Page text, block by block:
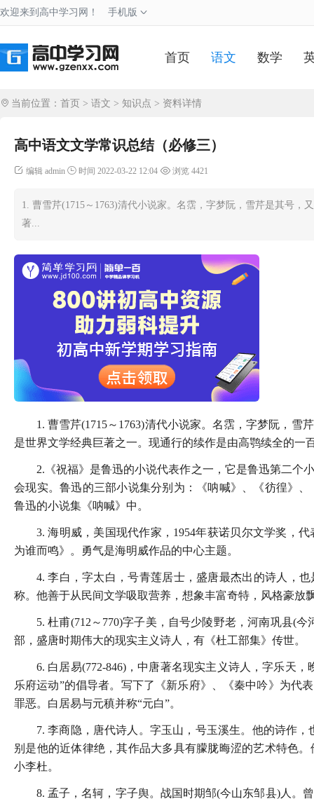
欢迎来到高中学习网！ 手机版
首页 语文 数学
当前位置： 首页 > 语文 > 知识点 > 资料详情
高中语文文学常识总结（必修三）
编辑 admin 时间 2022-03-22 12:04 浏览 4421
1. 曹雪芹(1715～1763)清代小说家。名霑，字梦阮，雪芹是其号
著...
1. 曹雪芹(1715～1763)清代小说家。名霑，字梦阮，
是世界文学经典巨著之一。现通行的续作是由高鹗续全的一
2.《祝福》是鲁迅的小说代表作之一，它是鲁迅第二个
会现实。鲁迅的三部小说集分别为：《呐喊》、《彷徨》
鲁迅的小说集《呐喊》中。
3. 海明威，美国现代作家，1954年获诺贝尔文学奖，
为谁而鸣》。勇气是海明威作品的中心主题。
4. 李白，字太白，号青莲居士，盛唐最杰出的诗人，
称。他善于从民间文学吸取营养，想象丰富奇特，风格豪放
5. 杜甫(712～770)字子美，自号少陵野老，河南巩县(
部，盛唐时期伟大的现实主义诗人，有《杜工部集》传世。
6. 白居易(772-846)，中唐著名现实主义诗人，字乐天
乐府运动”的倡导者。写下了《新乐府》、《秦中吟》为代
罪恶。白居易与元稹并称“元白”。
7. 李商隐，唐代诗人。字玉山，号玉溪生。他的诗作
别是他的近体律绝，其作品大多具有朦胧晦涩的艺术特色
小李杜。
8. 孟子，名轲，字子舆。战国时期邹(今山东邹县)人。